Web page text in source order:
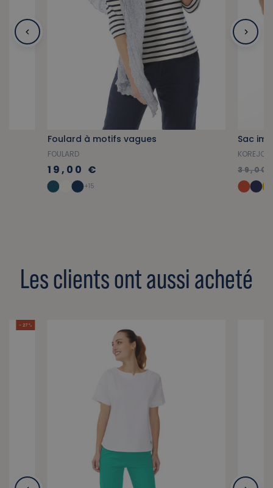
Foulard à motifs vagues
FOULARD
19,00 €
+15
Sac
KOREJOU
39,00
Les clients ont aussi acheté
- 27 %